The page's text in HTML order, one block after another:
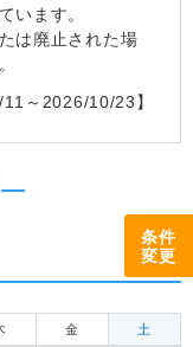
条件
変更
います。
は廃止された場
～2026/10/23】
―
金 土